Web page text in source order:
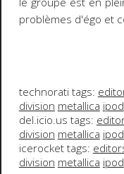
problèmes d'égo et
technorati tags:
division metallica ipod
del.icio.us tags:
division metallica ipod
icerocket tags:
division metallica ipod